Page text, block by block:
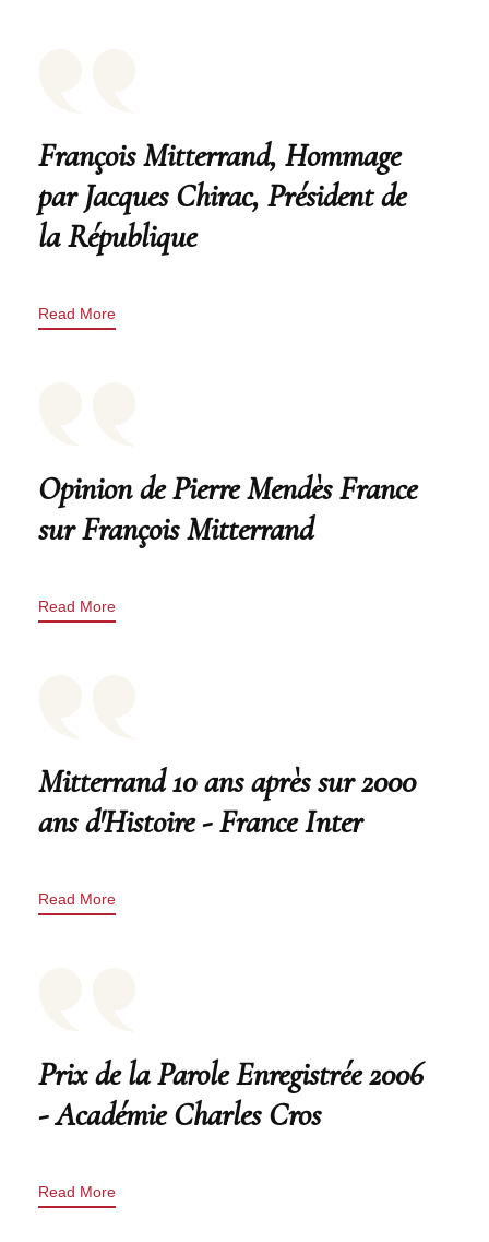
François Mitterrand, Hommage
par Jacques Chirac, Président de
la République
Read More
Opinion de Pierre Mendès France
sur François Mitterrand
Read More
Mitterrand 10 ans après sur 2000
ans d'Histoire - France Inter
Read More
Prix de la Parole Enregistrée 2006
- Académie Charles Cros
Read More